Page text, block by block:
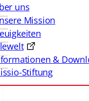
uns
Mission
&
Stiftung